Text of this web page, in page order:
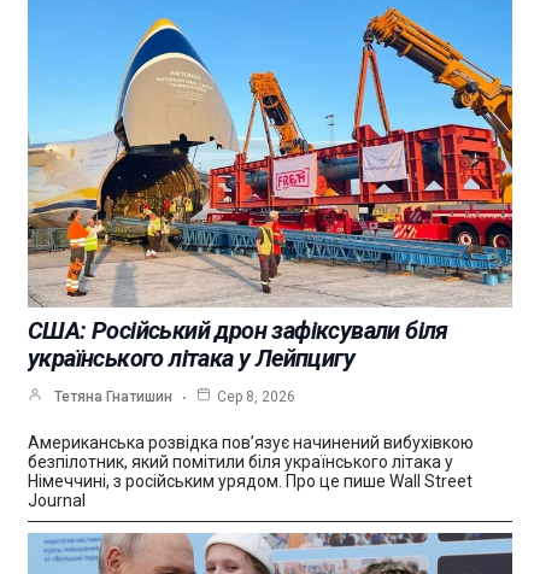
США: Російський дрон зафіксували біля
українського літака у Лейпцигу
Тетяна Гнатишин Сер 8, 2026
Американська розвідка пов’язує начинений вибухівкою
безпілотник, який помітили біля українського літака у
Німеччині, з російським урядом. Про це пише Wall Street
Journal